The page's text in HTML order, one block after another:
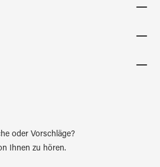
oder Vorschläge?
Ihnen zu hören.